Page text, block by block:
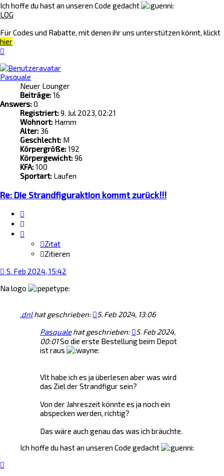
Ich hoffe du hast an unseren Code gedacht
LOG
Für Codes und Rabatte, mit denen ihr uns unterstützen könnt, klickt
hier
Pasquale
Neuer Lounger
Beiträge:16
Answers:0
Registriert:9. Jul 2023, 02:21
Wohnort: Hamm
Alter: 36
Geschlecht: M
Körpergröße:192
Körpergewicht:96
KFA:100
Sportart: Laufen
Re: Die Strandfiguraktion kommt zurück!!!
Zitat
Zitieren
5. Feb 2024, 15:42
Na logo
.dnlhat geschrieben:
5. Feb 2024, 13:06
Pasqualehat geschrieben:
5. Feb 2024,
00:01So die erste Bestellung beim Depot
ist raus
Vlt habe ich es ja überlesen aber was wird
das Ziel der Strandfigur sein?
Von der Jahreszeit könnte es ja noch ein
abspecken werden, richtig?
Das wäre auch genau das was ich bräuchte.
Ich hoffe du hast an unseren Code gedacht